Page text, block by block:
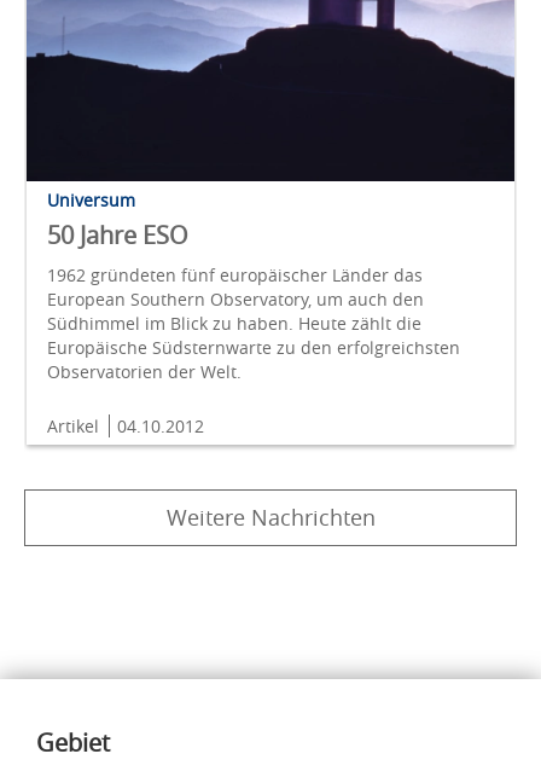
Universum
50 Jahre ESO
1962 gründeten fünf europäischer Länder das
European Southern Observatory, um auch den
Südhimmel im Blick zu haben. Heute zählt die
Europäische Südsternwarte zu den erfolgreichsten
Observatorien der Welt.
Artikel 04.10.2012
Weitere Nachrichten
Inhalte
Gebiet